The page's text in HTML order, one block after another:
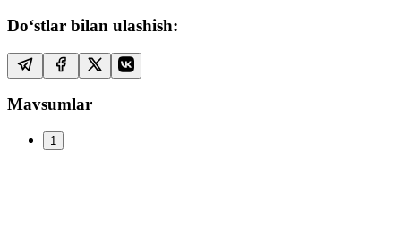
Do‘stlar bilan ulashish:
Mavsumlar
1